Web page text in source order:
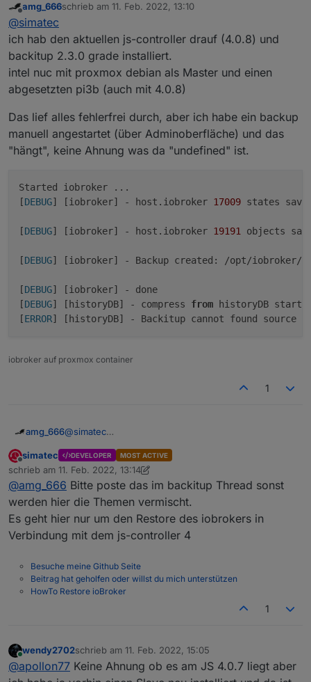
Hier gab es für den js-controller einige größere
Es wäre super, wenn hier die Tester des js-controllers
Voraussetzung für einen Test des Restores ist js-
controller größer 4.0.6, da alle Anpassungen in
kleineren 4er Versionen noch nicht enthalten sind.
Auch Versionen von js-controller 3.3.x werden weiter
unterstützt.
Alle Änderungen findet Ihr im Backitup Thread.
https://forum.iobroker.net/post/760337
Offline
amg_666schrieb am 11. Feb. 2022, 13:10
zuletzt editiert von
@simatec
ich hab den aktuellen js-controller drauf (4.0.8) und
backitup 2.3.0 grade installiert.
intel nuc mit proxmox debian als Master und einen
abgesetzten pi3b (auch mit 4.0.8)
Das lief alles fehlerfrei durch, aber ich habe ein backup
manuell angestartet (über Adminoberfläche) und das
"hängt", keine Ahnung was da "undefined" ist.
Started iobroker ...
[DEBUG] [iobroker] - host.iobroker 17009 states
[DEBUG] [iobroker] - host.iobroker 19191 objects
[DEBUG] [iobroker] - Backup created: /opt/iobroker/
[DEBUG] [iobroker] - done
[DEBUG] [historyDB] - compress from historyDB
[ERROR] [historyDB] - Backitup cannot found source
iobroker auf proxmox container
1
amg_666@simatec
backitup 2.3.0 grade installiert.
intel nuc mit proxmox debian als Master und einen
abgesetzten pi3b (auch mit 4.0.8)
Das lief alles fehlerfrei durch, aber ich habe ein
backup manuell angestartet (über Adminoberfläche)
und das "hängt", keine Ahnung was da "undefined"
ist.
Started iobroker ...
[DEBUG] [iobroker] - host.iobroker 17009
[DEBUG] [iobroker] - host.iobroker 19191
[DEBUG] [iobroker] - done
[DEBUG] [historyDB] - compress from
Offline
simatec DEVELOPER MOST ACTIVE
schrieb am 11. Feb. 2022, 13:14
zuletzt editiert von simatec2. Nov. 2022, 15:11
@amg_666 Bitte poste das im backitup Thread sonst
werden hier die Themen vermischt.
Es geht hier nur um den Restore des iobrokers in
Verbindung mit dem js-controller 4
Besuche meine Github Seite
Beitrag hat geholfen oder willst du mich unterstützen
HowTo Restore ioBroker
1
Online
wendy2702schrieb am 11. Feb. 2022, 15:05
zuletzt editiert von
@apollon77 Keine Ahnung ob es am JS 4.0.7 liegt aber